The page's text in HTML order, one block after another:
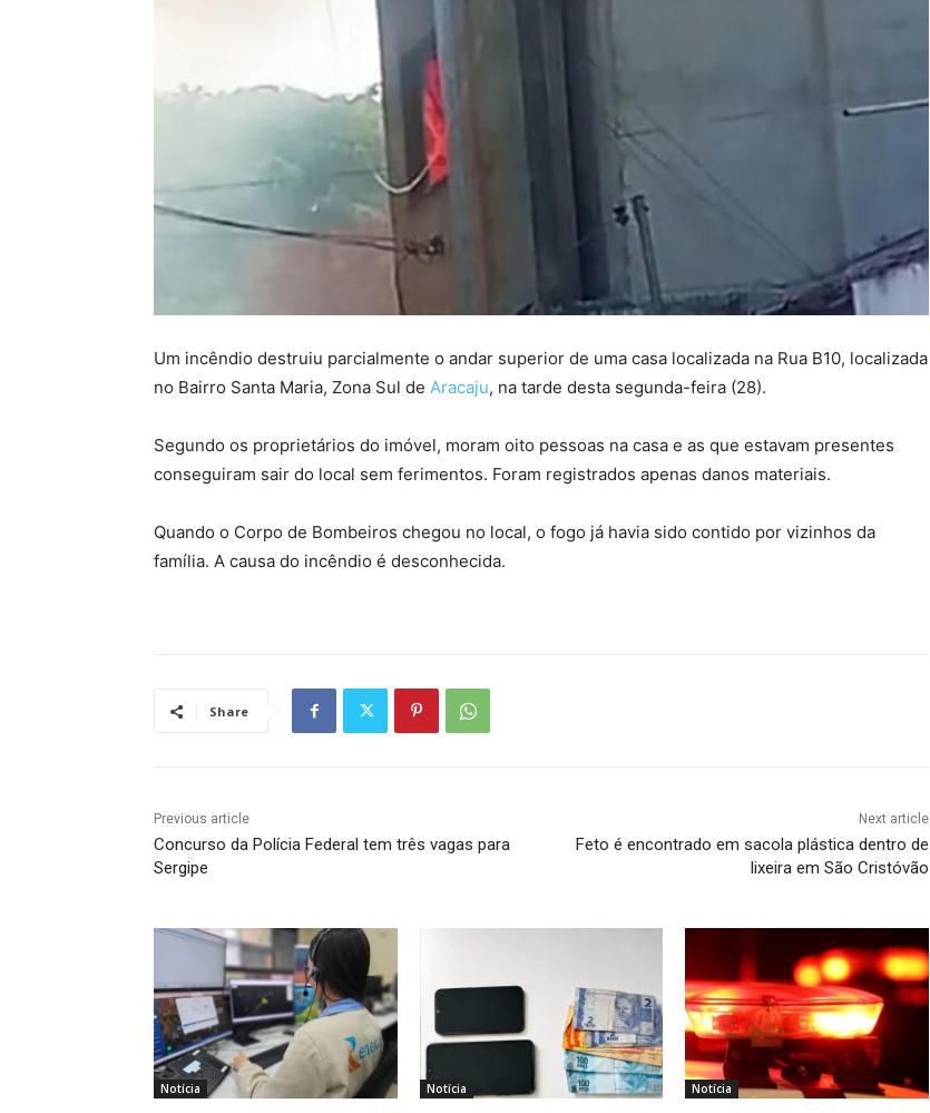
Um incêndio destruiu parcialmente o andar superior de uma casa localizada na Rua B10, localizada
no Bairro Santa Maria, Zona Sul de Aracaju, na tarde desta segunda-feira (28).
Segundo os proprietários do imóvel, moram oito pessoas na casa e as que estavam presentes
conseguiram sair do local sem ferimentos. Foram registrados apenas danos materiais.
Quando o Corpo de Bombeiros chegou no local, o fogo já havia sido contido por vizinhos da
família. A causa do incêndio é desconhecida.
Share
Previous article
Concurso da Polícia Federal tem três vagas para
Sergipe
Next article
Feto é encontrado em sacola plástica dentro de
lixeira em São Cristóvão
Notícia Notícia Notícia